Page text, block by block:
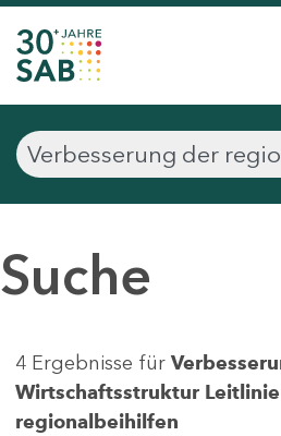
Suche
4 Ergebnisse für
Wirtschaftsstruktur
regionalbeihilfen